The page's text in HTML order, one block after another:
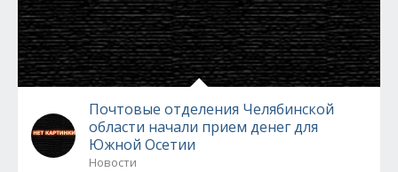
Почтовые отделения Челябинской
области начали прием денег для
Южной Осетии
Новости